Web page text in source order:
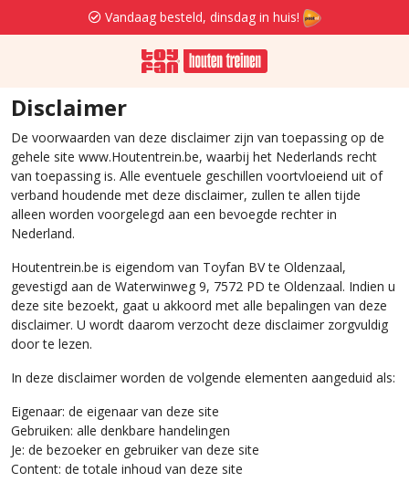
Vandaag besteld, dinsdag in huis!
Disclaimer
De voorwaarden van deze disclaimer zijn van toepassing op de
gehele site www.Houtentrein.be, waarbij het Nederlands recht
van toepassing is. Alle eventuele geschillen voortvloeiend uit of
verband houdende met deze disclaimer, zullen te allen tijde
alleen worden voorgelegd aan een bevoegde rechter in
Nederland.
Houtentrein.be is eigendom van Toyfan BV te Oldenzaal,
gevestigd aan de Waterwinweg 9, 7572 PD te Oldenzaal. Indien u
deze site bezoekt, gaat u akkoord met alle bepalingen van deze
disclaimer. U wordt daarom verzocht deze disclaimer zorgvuldig
door te lezen.
In deze disclaimer worden de volgende elementen aangeduid als:
Eigenaar: de eigenaar van deze site
Gebruiken: alle denkbare handelingen
Je: de bezoeker en gebruiker van deze site
Content: de totale inhoud van deze site